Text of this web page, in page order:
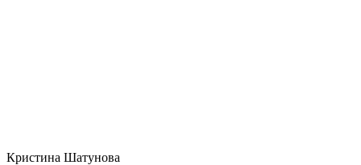
Кристина Шатунова